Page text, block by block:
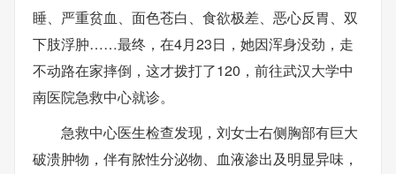
睡、严重贫血、面色苍白、食欲极差、恶心反胃、双
下肢浮肿……最终，在4月23日，她因浑身没劲，走
不动路在家摔倒，这才拨打了120，前往武汉大学中
南医院急救中心就诊。
急救中心医生检查发现，刘女士右侧胸部有巨大
破溃肿物，伴有脓性分泌物、血液渗出及明显异味，